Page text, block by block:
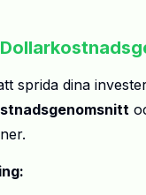
sprida dina